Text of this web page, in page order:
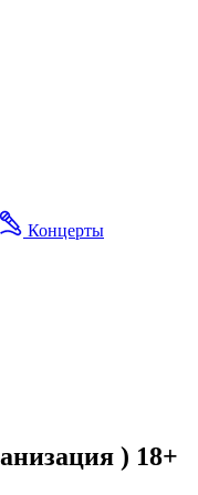
Концерты
) 18+